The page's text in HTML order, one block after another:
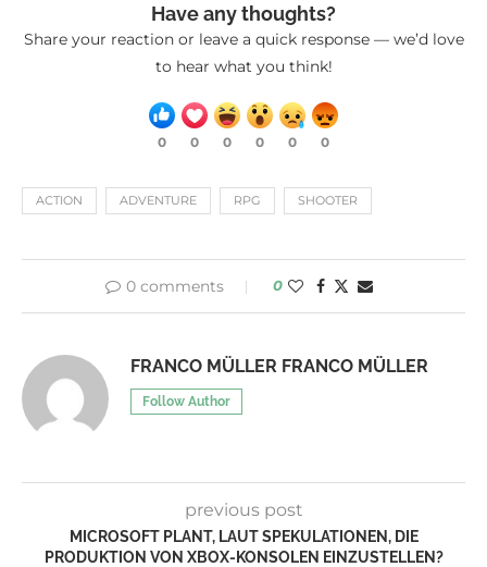
Have any thoughts?
Share your reaction or leave a quick response — we’d love
to hear what you think!
0 0 0 0 0 0
ACTION ADVENTURE RPG SHOOTER
0 comments 0
FRANCO MÜLLER FRANCO MÜLLER
Follow Author
previous post
MICROSOFT PLANT, LAUT SPEKULATIONEN, DIE
PRODUKTION VON XBOX-KONSOLEN EINZUSTELLEN?